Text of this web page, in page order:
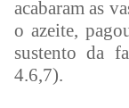
acabaram as
o azeite,
sustento da
4.6,7).